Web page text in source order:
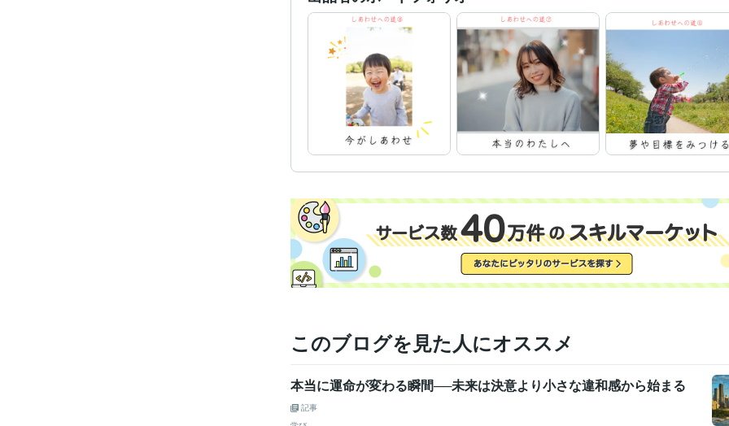
数学、料理、計画を立てる、走ること、整理整頓、化粧、洋服選び
曲ったことが嫌いで正直な人が好きです
人はいつからでも、どんな風にでも変わることができると信じています
人と本音で話せるとうれしい
瞑想は苦手ですが、好きです
正義を信じていて、道理に反したことははうまくいかないと思っていま
宇宙の法則を信じています
潜在意識と現実の行動について、考えるのが好きです♡
皆様とご縁がありましたら、うれしいです☆
経験職種
デザイナー / Webデザイナー
事務・ビジネスサポート / 事務（一般事務）
ライフスタイル・その他 / マッサージ師・セラピスト
経験年数 : 10
ティブツール
Excel:5年
Canva
このブログを見た人にオススメ
本当に運命が変わる瞬間──未来は決意より小さな違和感から始まる
記事